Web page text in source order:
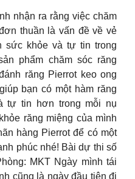
nhận ra rằng việc chăm
thuần là vấn đề về vẻ
sức khỏe và tự tin trong
phẩm chăm sóc răng
răng Pierrot keo ong
bạn có một hàm răng
tự tin hơn trong mỗi nụ
răng miệng của mình
hàng Pierrot để có một
phúc nhé! Bài dự thi số
MKT Ngày mình tái
cũng là ngày đầu tiên đi